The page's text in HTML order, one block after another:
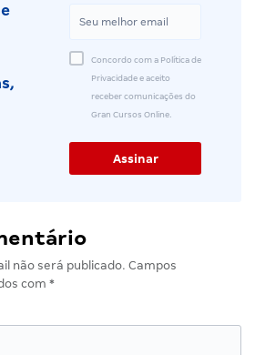
Concordo com a Política de
Privacidade e aceito
receber comunicações do
Gran Cursos Online.
não será publicado. Campos
com *